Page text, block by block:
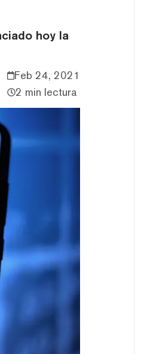
hoy la
Feb 24, 2021
2 min lectura